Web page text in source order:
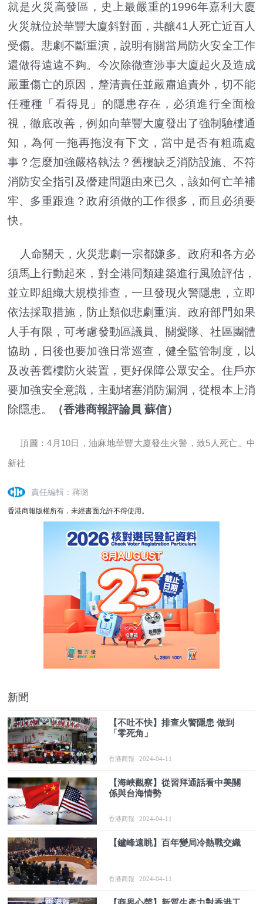
就是火災高發區，史上最嚴重的1996年嘉利大廈
火災就位於華豐大廈斜對面，共釀41人死亡近百人
受傷。悲劇不斷重演，說明有關當局防火安全工作
還做得遠遠不夠。今次除徹查涉事大廈起火及造成
嚴重傷亡的原因，釐清責任並嚴肅追責外，切不能
任種種「看得見」的隱患存在，必須進行全面檢
視，徹底改善，例如向華豐大廈發出了強制驗樓通
知，為何一拖再拖沒有下文，當中是否有粗疏處
事？怎麼加強嚴格執法？舊樓缺乏消防設施、不符
消防安全指引及僭建問題由來已久，該如何亡羊補
牢、多重跟進？政府須做的工作很多，而且必須要
快。
人命關天，火災悲劇一宗都嫌多。政府和各方必
須馬上行動起來，對全港同類建築進行風險評估，
並立即組織大規模排查，一旦發現火警隱患，立即
依法採取措施，防止類似悲劇重演。政府部門如果
人手有限，可考慮發動區議員、關愛隊、社區團體
協助，日後也要加強日常巡查，健全監管制度，以
及改善舊樓防火裝置，更好保障公眾安全。住戶亦
要加強安全意識，主動堵塞消防漏洞，從根本上消
除隱患。
（香港商報評論員 蘇信）
頂圖：4月10日，油麻地華豐大廈發生火警，致5人死亡。中
新社
責任編輯：蔣璐
香港商報版權所有，未經書面允許不得使用。
新聞
【不吐不快】排查火警隱患 做到
「零死角」
香港商報 2024-04-11
【海峽觀察】從習拜通話看中美關
係與台海情勢
香港商報 2024-04-11
【鑪峰遠眺】百年變局冷熱戰交織
香港商報 2024-04-11